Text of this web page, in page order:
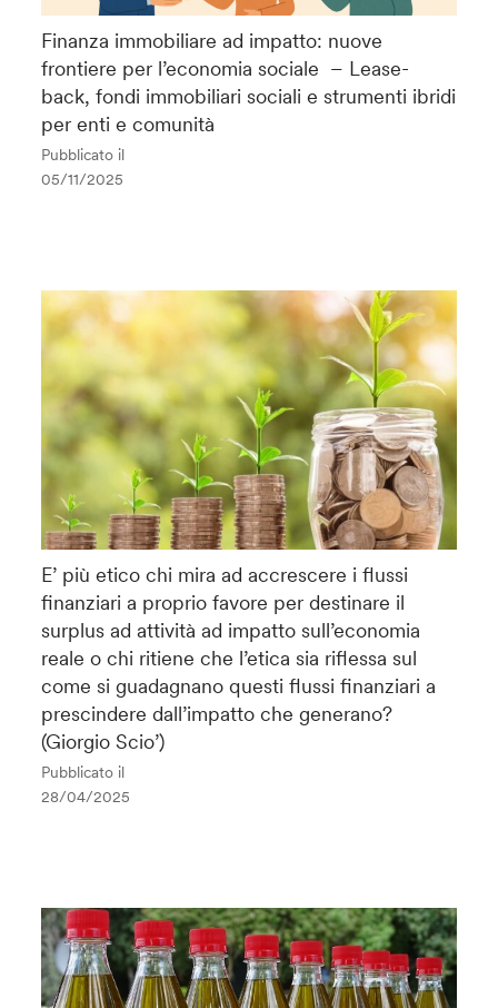
Finanza immobiliare ad impatto: nuove
frontiere per l’economia sociale – Lease-
back, fondi immobiliari sociali e strumenti ibridi
per enti e comunità
Pubblicato il
05/11/2025
E’ più etico chi mira ad accrescere i flussi
finanziari a proprio favore per destinare il
surplus ad attività ad impatto sull’economia
reale o chi ritiene che l’etica sia riflessa sul
come si guadagnano questi flussi finanziari a
prescindere dall’impatto che generano?
(Giorgio Scio’)
Pubblicato il
28/04/2025